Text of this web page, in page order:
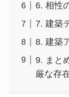
6. 相性
7. 建築
8. 建築
9. まと
厳な存